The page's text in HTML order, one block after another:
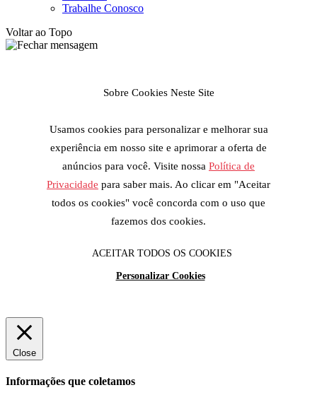
Trabalhe Conosco
Voltar ao Topo
Sobre Cookies Neste Site
Usamos cookies para personalizar e melhorar sua
experiência em nosso site e aprimorar a oferta de
anúncios para você. Visite nossa Política de
Privacidade para saber mais. Ao clicar em "Aceitar
todos os cookies" você concorda com o uso que
fazemos dos cookies.
ACEITAR TODOS OS COOKIES
Personalizar Cookies
Close
Informações que coletamos